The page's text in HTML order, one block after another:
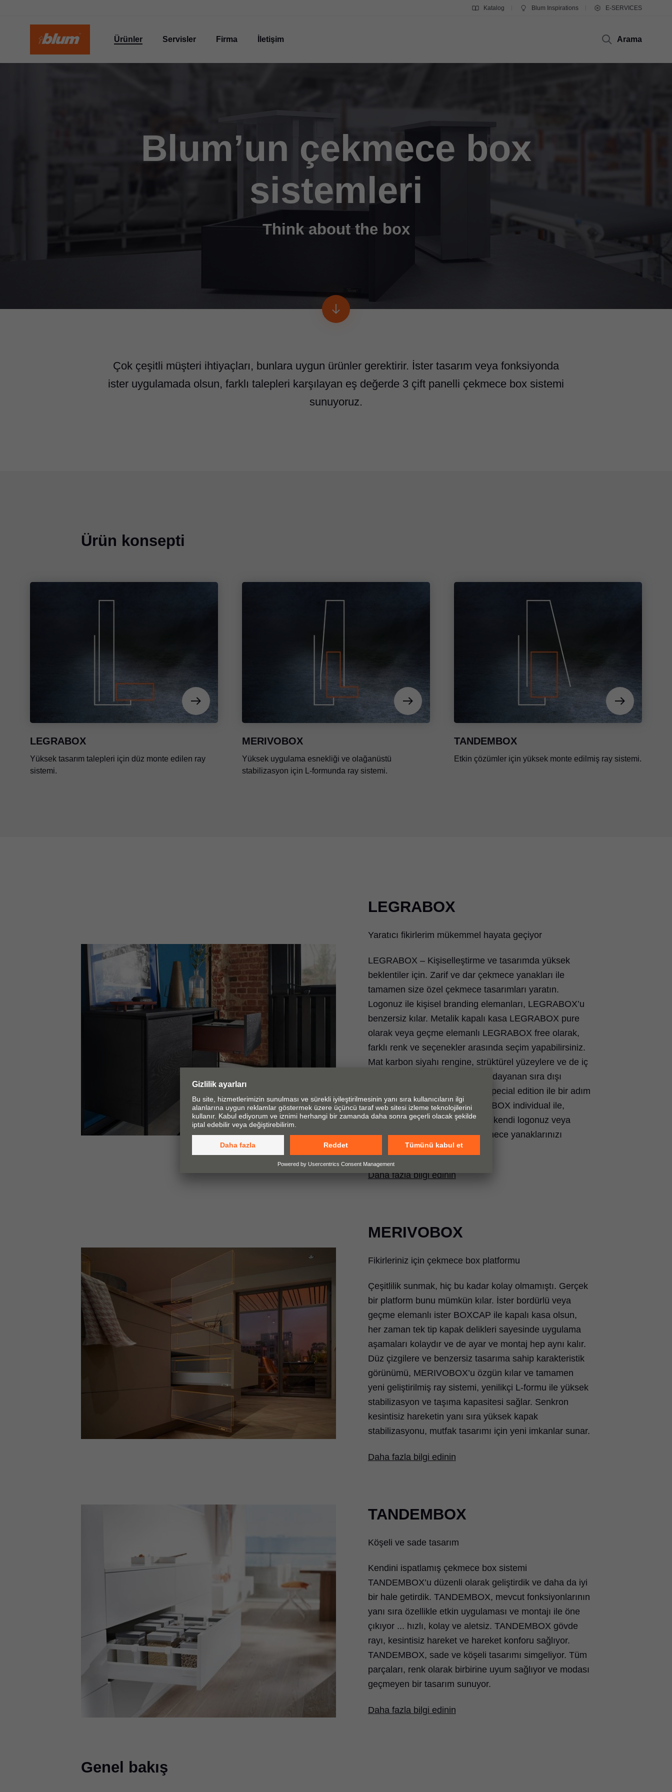
Katalog Blum Inspirations E-SERVICES
Ürünler Servisler Firma İletişim Arama
Blum’un çekmece box
sistemleri
Think about the box
Çok çeşitli müşteri ihtiyaçları, bunlara uygun ürünler gerektirir. İster tasarım veya fonksiyonda
ister uygulamada olsun, farklı talepleri karşılayan eş değerde 3 çift panelli çekmece box sistemi
sunuyoruz.
Ürün konsepti
LEGRABOX
Yüksek tasarım talepleri için düz monte edilen ray
sistemi.
MERIVOBOX
Yüksek uygulama esnekliği ve olağanüstü
stabilizasyon için L-formunda ray sistemi.
TANDEMBOX
Etkin çözümler için yüksek monte edilmiş ray sistemi.
LEGRABOX
Yaratıcı fikirlerim mükemmel hayata geçiyor
LEGRABOX – Kişiselleştirme ve tasarımda yüksek
beklentiler için. Zarif ve dar çekmece yanakları ile
tamamen size özel çekmece tasarımları yaratın.
Logonuz ile kişisel branding elemanları, LEGRABOX’u
benzersiz kılar. Metalik kapalı kasa LEGRABOX pure
olarak veya geçme elemanlı LEGRABOX free olarak,
farklı renk ve seçenekler arasında seçim yapabilirsiniz.
Mat karbon siyahı rengine, strüktürel yüzeylere ve de iç
ve dış renk kombinasyonlarına dayanan sıra dışı
görünüme sahip LEGRABOX special edition ile bir adım
ileri gidebilirsiniz. Veya LEGRABOX individual ile,
baskılı, lazerli veya kabartmalı, kendi logonuz veya
tasarımlarınızla size özgü çekmece yanaklarınızı
yaratabilirsiniz.
Daha fazla bilgi edinin
MERIVOBOX
Fikirleriniz için çekmece box platformu
Çeşitlilik sunmak, hiç bu kadar kolay olmamıştı. Gerçek
bir platform bunu mümkün kılar. İster bordürlü veya
geçme elemanlı ister BOXCAP ile kapalı kasa olsun,
her zaman tek tip kapak delikleri sayesinde uygulama
aşamaları kolaydır ve de ayar ve montaj hep aynı kalır.
Düz çizgilere ve benzersiz tasarıma sahip karakteristik
görünümü, MERIVOBOX’u özgün kılar ve tamamen
yeni geliştirilmiş ray sistemi, yenilikçi L-formu ile yüksek
stabilizasyon ve taşıma kapasitesi sağlar. Senkron
kesintisiz hareketin yanı sıra yüksek kapak
stabilizasyonu, mutfak tasarımı için yeni imkanlar sunar.
Daha fazla bilgi edinin
TANDEMBOX
Köşeli ve sade tasarım
Kendini ispatlamış çekmece box sistemi
TANDEMBOX’u düzenli olarak geliştirdik ve daha da iyi
bir hale getirdik. TANDEMBOX, mevcut fonksiyonlarının
yanı sıra özellikle etkin uygulaması ve montajı ile öne
çıkıyor ... hızlı, kolay ve aletsiz. TANDEMBOX gövde
rayı, kesintisiz hareket ve hareket konforu sağlıyor.
TANDEMBOX, sade ve köşeli tasarımı simgeliyor. Tüm
parçaları, renk olarak birbirine uyum sağlıyor ve modası
geçmeyen bir tasarım sunuyor.
Daha fazla bilgi edinin
Genel bakış